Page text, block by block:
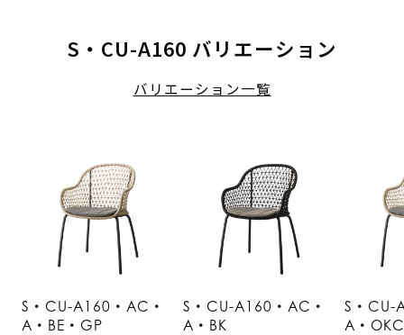
S・CU-A160 バリエーション
バリエーション一覧
S・CU-A160・AC・
A・BE・GP
S・CU-A160・AC・
A・BK
S・CU-
A・